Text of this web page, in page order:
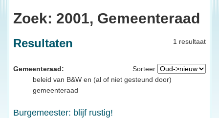
Zoek: 2001, Gemeenteraad
1 resultaat
Resultaten
Sorteer
Gemeenteraad:
beleid van B&W en (al of niet gesteund door)
gemeenteraad
Burgemeester: blijf rustig!